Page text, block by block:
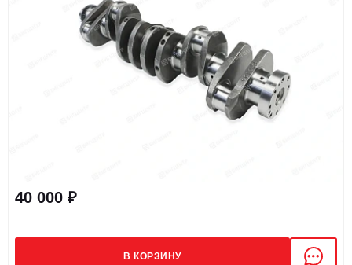
40 000 ₽
В КОРЗИНУ